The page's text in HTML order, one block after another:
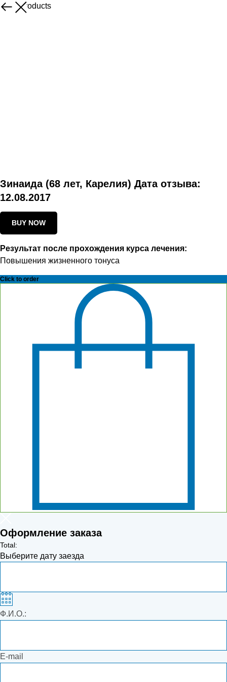
More products
Зинаида (68 лет, Карелия) Дата отзыва:
12.08.2017
BUY NOW
Результат после прохождения курса лечения:
Повышения жизненного тонуса
Click to order
Оформление заказа
Total:
Выберите дату заезда
Ф.И.О.:
E-mail